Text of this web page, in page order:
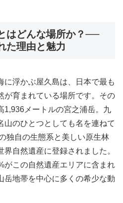
はどんな場所か？──
た理由と魅力
に浮かぶ屋久島は、日本で最も
が育まれている場所です。その
1,936メートルの宮之浦岳。九
山のひとつとしても名を連ねて
独自の生態系と美しい原生林
自然遺産に登録されました。
がこの自然遺産エリアに含まれ
岳地帯を中心に多くの希少な動